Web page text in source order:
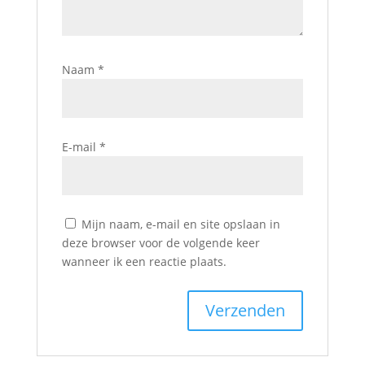
Naam *
E-mail *
Mijn naam, e-mail en site opslaan in
deze browser voor de volgende keer
wanneer ik een reactie plaats.